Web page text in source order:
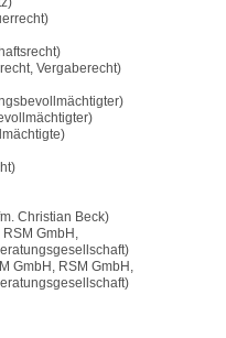
Vergaberecht)
Christian Beck)
GmbH,
GmbH, RSM GmbH,